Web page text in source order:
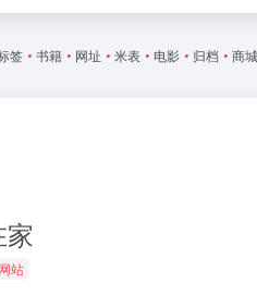
签 • 书籍 • 网址 • 米表 • 电影 • 归档 • 商城
站